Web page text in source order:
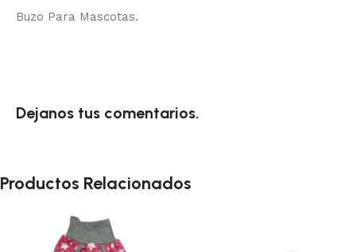
Buzo Para Mascotas.
Dejanos tus comentarios.
Productos Relacionados